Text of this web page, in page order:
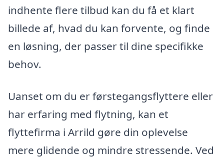
indhente flere tilbud kan du få et klart
billede af, hvad du kan forvente, og finde
en løsning, der passer til dine specifikke
behov.
Uanset om du er førstegangsflyttere eller
har erfaring med flytning, kan et
flyttefirma i Arrild gøre din oplevelse
mere glidende og mindre stressende. Ved